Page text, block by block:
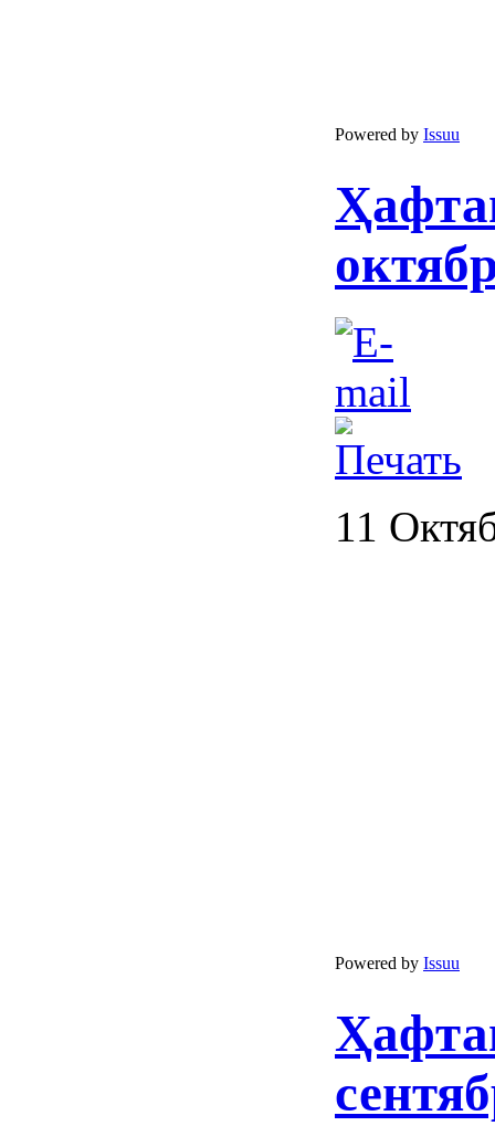
Powered by Issuu
11
Powered by Issuu